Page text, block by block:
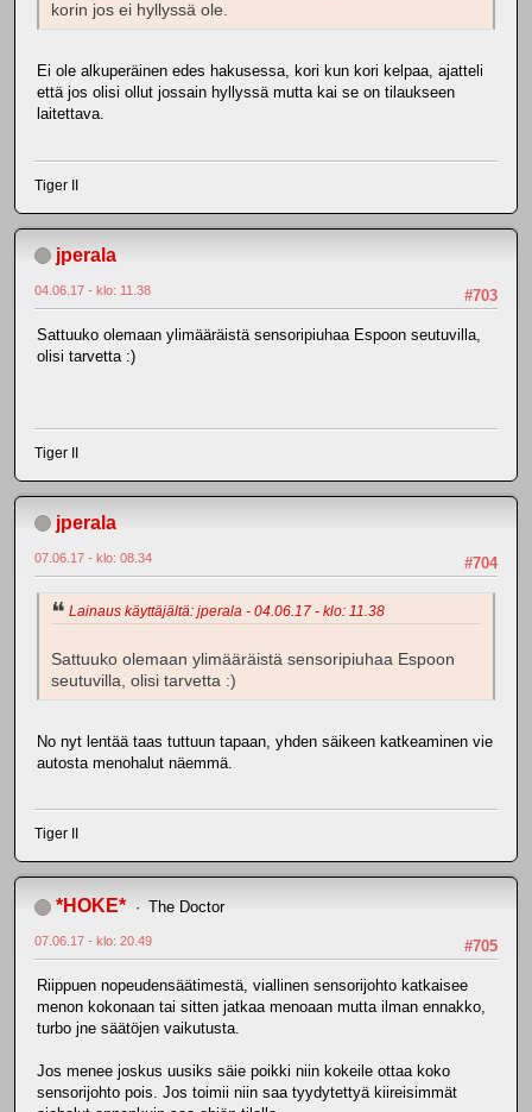
korin jos ei hyllyssä ole.
Ei ole alkuperäinen edes hakusessa, kori kun kori kelpaa, ajatteli
että jos olisi ollut jossain hyllyssä mutta kai se on tilaukseen
laitettava.
Tiger II
jperala
#703
04.06.17 - klo: 11.38
Sattuuko olemaan ylimääräistä sensoripiuhaa Espoon seutuvilla,
olisi tarvetta :)
Tiger II
jperala
#704
07.06.17 - klo: 08.34
Lainaus käyttäjältä: jperala - 04.06.17 - klo: 11.38
Sattuuko olemaan ylimääräistä sensoripiuhaa Espoon
seutuvilla, olisi tarvetta :)
No nyt lentää taas tuttuun tapaan, yhden säikeen katkeaminen vie
autosta menohalut näemmä.
Tiger II
*HOKE* The Doctor
#705
07.06.17 - klo: 20.49
Riippuen nopeudensäätimestä, viallinen sensorijohto katkaisee
menon kokonaan tai sitten jatkaa menoaan mutta ilman ennakko,
turbo jne säätöjen vaikutusta.
Jos menee joskus uusiks säie poikki niin kokeile ottaa koko
sensorijohto pois. Jos toimii niin saa tyydytettyä kiireisimmät